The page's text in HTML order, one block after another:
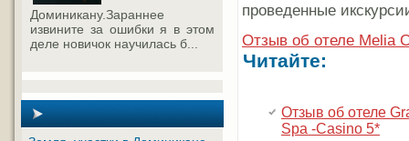
Доминикану.Зараннее
извините за ошибки я в этом
деле новичок научилась б...
проведенные
Отзыв об отеле Melia
Читайте:
Отзыв об отеле
Spa -Casino 5*